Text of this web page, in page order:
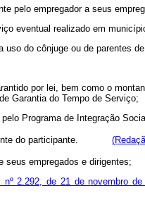
pelo empregador a seus
eventual realizado em
uso do cônjuge ou de parentes
por lei, bem como o
Garantia do Tempo de Serviço;
Programa de Integração
do participante.
seus empregados e dirigentes;
nº 2.292, de 21 de novembro de